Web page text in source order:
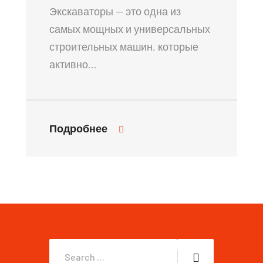
Экскаваторы — это одна из
самых мощных и универсальных
строительных машин, которые
активно…
Подробнее